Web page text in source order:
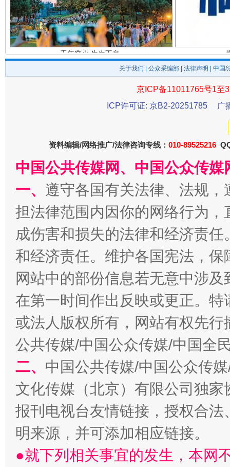
千年窑火 生生不息 一
揭开“小金库”的免责幌子
受贿1.44亿！段成刚被判无期 从幼
全民健身五年计划来了！等你上场
关于我们 公众采编部 法律声明 | 中国
京ICP备11011765号1至
ICP许可证: 京B2-20251785
广
资料编辑/网络推广/法律咨询专线： 010-89525216
中国公共传媒网、中国公众传
一、 遵守各国有关法律、法规
担法律范围内因你的网络行为
成伤害和损失的法律和经济责
和经济责任。维护各国宪法，
网站中的部份信息若无意中涉
在第一时间作出反映或更正。
或法人版权所有，网站有权先
公共传媒/中国公众传媒/中国全
二、 中国公共传媒/中国公众传
文化传媒（北京）有限公司独
报刊电视台友情链接，授权合
明来源，并可添加相应链接。
●就下列相关事宜的发生，本网